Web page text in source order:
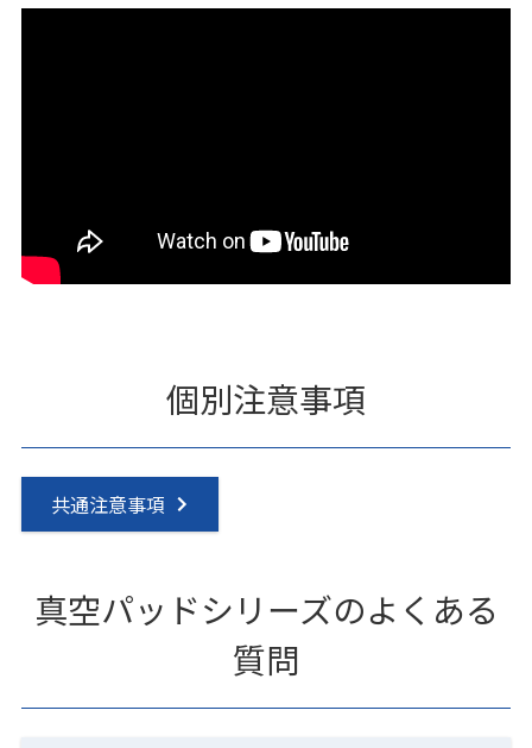
個別注意事項
共通注意事項
真空パッドシリーズのよくある
質問